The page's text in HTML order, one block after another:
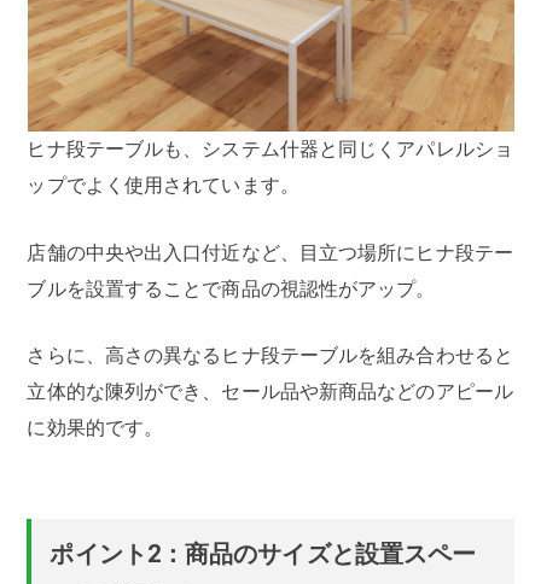
ヒナ段テーブルも、システム什器と同じくアパレルショ
ップでよく使用されています。
店舗の中央や出入口付近など、目立つ場所にヒナ段テー
ブルを設置することで商品の視認性がアップ。
さらに、高さの異なるヒナ段テーブルを組み合わせると
立体的な陳列ができ、セール品や新商品などのアピール
に効果的です。
ポイント2：商品のサイズと設置スペー